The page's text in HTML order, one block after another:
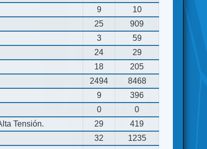
9
10
25
909
3
59
24
29
18
205
2494
8468
9
396
0
0
Tensión. 29
419
32
1235